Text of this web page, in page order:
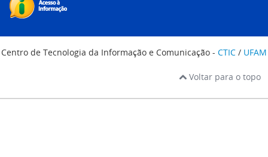
Centro de Tecnologia da Informação e Comunicação - CTIC / UFAM
Voltar para o topo